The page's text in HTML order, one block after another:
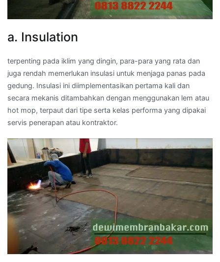
a. Insulation
terpenting pada iklim yang dingin, para-para yang rata dan
juga rendah memerlukan insulasi untuk menjaga panas pada
gedung. Insulasi ini diimplementasikan pertama kali dan
secara mekanis ditambahkan dengan menggunakan lem atau
hot mop, terpaut dari tipe serta kelas performa yang dipakai
servis penerapan atau kontraktor.